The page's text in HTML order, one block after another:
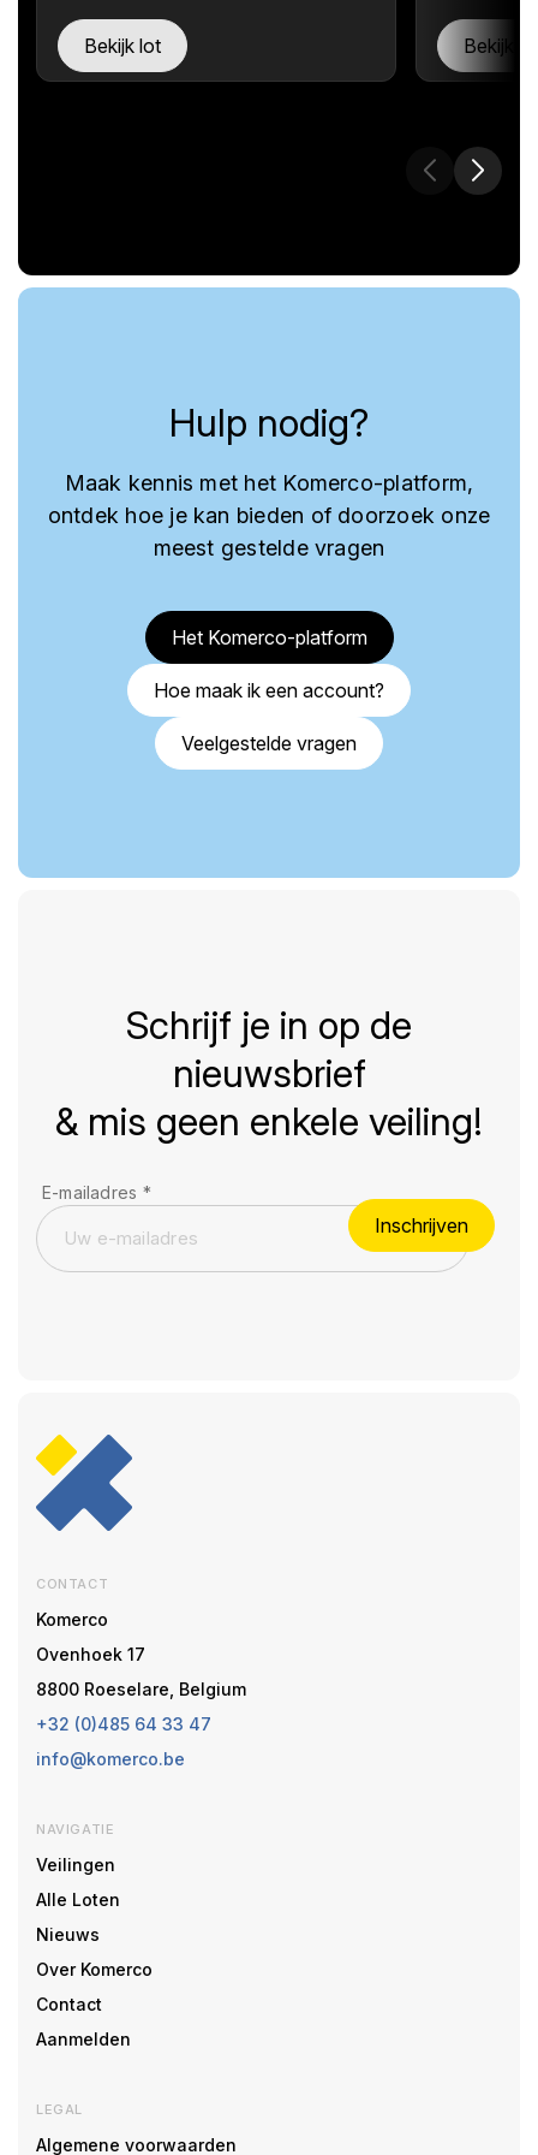
Bekijk lot Bekijk
Hulp nodig?
Maak kennis met het Komerco-platform,
ontdek hoe je kan bieden of doorzoek onze
meest gestelde vragen
Het Komerco-platform
Hoe maak ik een account?
Veelgestelde vragen
Schrijf je in op de
nieuwsbrief
& mis geen enkele veiling!
E-mailadres *
Inschrijven
CONTACT
Komerco
Ovenhoek 17
8800 Roeselare, Belgium
+32 (0)485 64 33 47
info@komerco.be
NAVIGATIE
Veilingen
Alle Loten
Nieuws
Over Komerco
Contact
Aanmelden
LEGAL
Algemene voorwaarden